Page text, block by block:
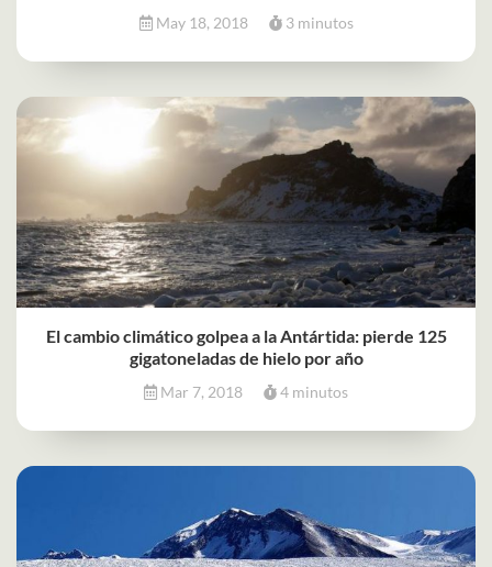
May 18, 2018 3 minutos
El cambio climático golpea a la Antártida: pierde 125
gigatoneladas de hielo por año
Mar 7, 2018 4 minutos